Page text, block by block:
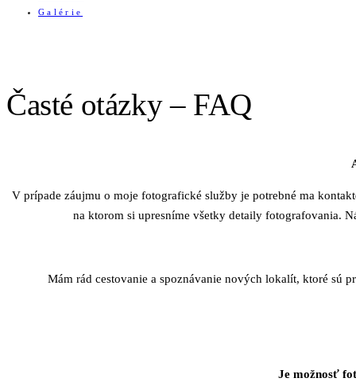
Galérie
Časté otázky – FAQ
V prípade záujmu o moje fotografické služby je potrebné ma
na ktorom si upresníme všetky detaily fotografovania.
Mám rád cestovanie a spoznávanie nových lokalít, ktoré sú
Je možnosť